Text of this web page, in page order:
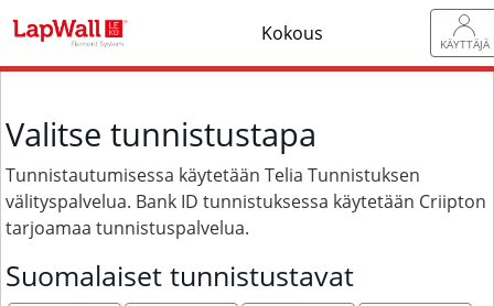
KÄYTTÄJÄ
Kokous
Valitse tunnistustapa
Tunnistautumisessa käytetään Telia Tunnistuksen
välityspalvelua. Bank ID tunnistuksessa käytetään Criipton
tarjoamaa tunnistuspalvelua.
Suomalaiset tunnistustavat